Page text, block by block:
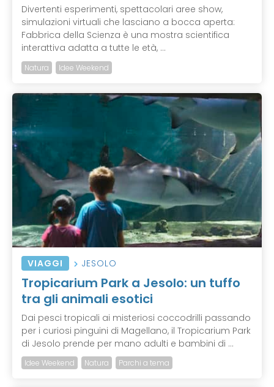
Divertenti esperimenti, spettacolari aree show,
simulazioni virtuali che lasciano a bocca aperta:
Fabbrica della Scienza è una mostra scientifica
interattiva adatta a tutte le età, ...
Natura Idee Weekend
VIAGGI JESOLO
Tropicarium Park a Jesolo: un tuffo
tra gli animali esotici
Dai pesci tropicali ai misteriosi coccodrilli passando
per i curiosi pinguini di Magellano, il Tropicarium Park
di Jesolo prende per mano adulti e bambini di ...
Idee Weekend Natura Parchi a tema